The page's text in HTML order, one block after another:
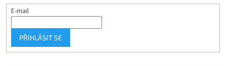
E-mail
PŘIHLÁSIT SE